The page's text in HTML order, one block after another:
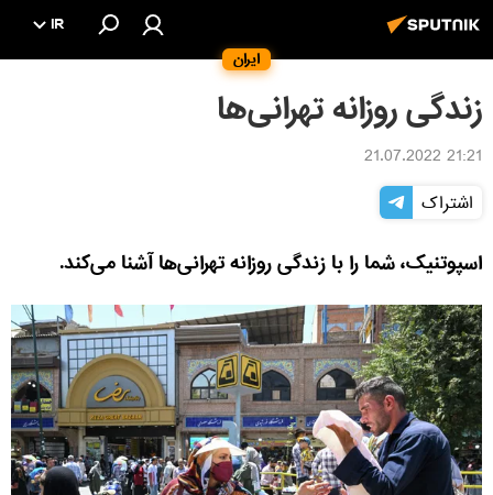
ایران
IR
زندگی روزانه تهرانی‌ها
21:21 21.07.2022
اشتراک
اسپوتنیک، شما را با زندگی روزانه تهرانی‌ها آشنا می‌کند.